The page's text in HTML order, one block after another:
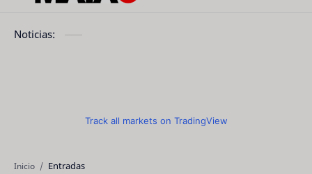
Noticias:
Track all markets on TradingView
Inicio Entradas